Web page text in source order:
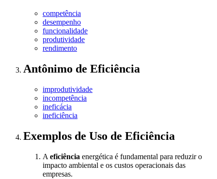
competência
desempenho
funcionalidade
produtividade
rendimento
Antônimo de Eficiência
improdutividade
incompetência
ineficácia
ineficiência
Exemplos de Uso de Eficiência
A eficiência energética é fundamental para reduzir o
impacto ambiental e os custos operacionais das
empresas.